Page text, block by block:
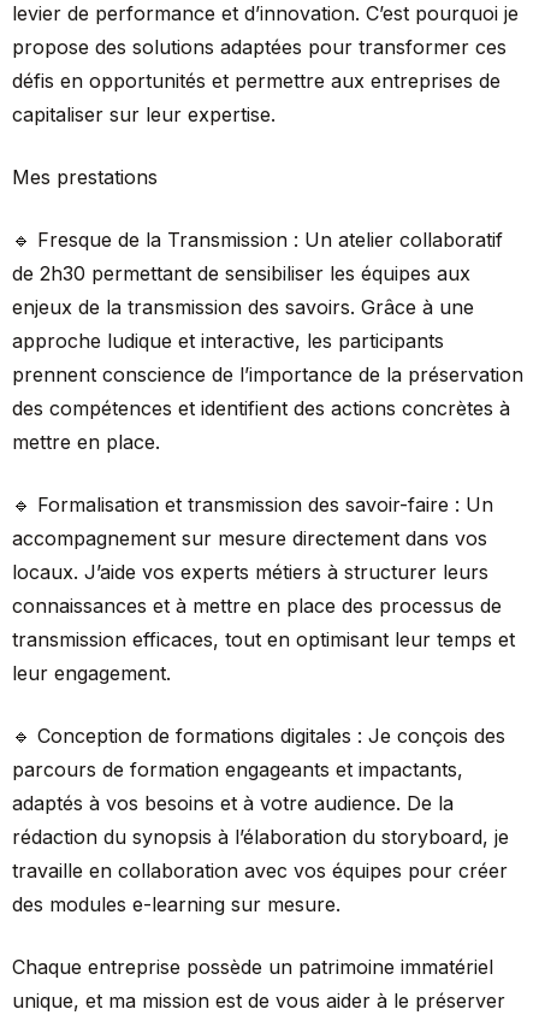
levier de performance et d’innovation. C’est pourquoi je
propose des solutions adaptées pour transformer ces
défis en opportunités et permettre aux entreprises de
capitaliser sur leur expertise.
Mes prestations
🔹 Fresque de la Transmission : Un atelier collaboratif
de 2h30 permettant de sensibiliser les équipes aux
enjeux de la transmission des savoirs. Grâce à une
approche ludique et interactive, les participants
prennent conscience de l’importance de la préservation
des compétences et identifient des actions concrètes à
mettre en place.
🔹 Formalisation et transmission des savoir-faire : Un
accompagnement sur mesure directement dans vos
locaux. J’aide vos experts métiers à structurer leurs
connaissances et à mettre en place des processus de
transmission efficaces, tout en optimisant leur temps et
leur engagement.
🔹 Conception de formations digitales : Je conçois des
parcours de formation engageants et impactants,
adaptés à vos besoins et à votre audience. De la
rédaction du synopsis à l’élaboration du storyboard, je
travaille en collaboration avec vos équipes pour créer
des modules e-learning sur mesure.
Chaque entreprise possède un patrimoine immatériel
unique, et ma mission est de vous aider à le préserver